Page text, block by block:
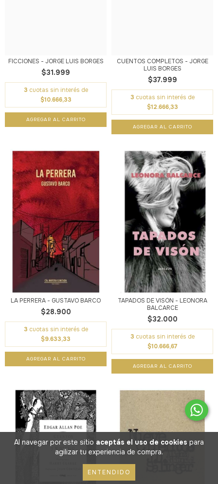
Al navegar por este sitio aceptás el uso de cookies para
agilizar tu experiencia de compra.
ENTENDIDO
FICCIONES - JORGE LUIS BORGES
$31.999
3 cuotas sin interés de
$10.666,33
CUENTOS COMPLETOS - JORGE
LUIS BORGES
$37.999
3 cuotas sin interés de
$12.666,33
LA PERRERA - GUSTAVO BARCO
$28.900
3 cuotas sin interés de
$9.633,33
TAPADOS DE VISÓN - LEONORA
BALCARCE
$32.000
3 cuotas sin interés de
$10.666,67